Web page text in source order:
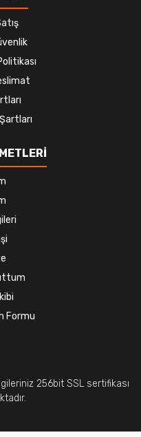
Formu
256bit SSL sertifikası